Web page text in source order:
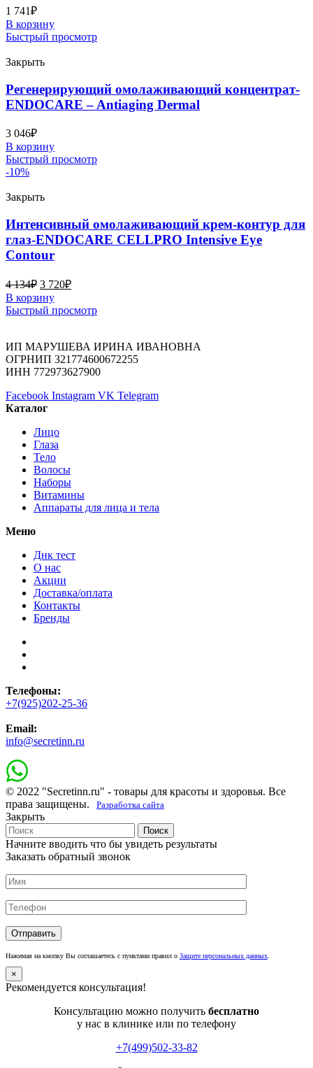
1 741₽
В корзину
Быстрый просмотр
Закрыть
Регенерирующий омолаживающий концентрат-
ENDOCARE – Antiaging Dermal
3 046₽
В корзину
Быстрый просмотр
-10%
Закрыть
Интенсивный омолаживающий крем-контур для
глаз-ENDOCARE CELLPRO Intensive Eye
Contour
4 134₽ 3 720₽
В корзину
Быстрый просмотр
ИП МАРУШЕВА ИРИНА ИВАНОВНА
ОГРНИП 321774600672255
ИНН 772973627900
Facebook Instagram VK Telegram
Каталог
Лицо
Глаза
Тело
Волосы
Наборы
Витамины
Аппараты для лица и тела
Меню
Днк тест
О нас
Акции
Доставка/оплата
Контакты
Бренды
Телефоны:
+7(925)202-25-36
Email:
info@secretinn.ru
© 2022 "Secretinn.ru" - товары для красоты и здоровья. Все
права защищены.
Разработка сайта
Закрыть
Поиск
Начните вводить что бы увидеть результаты
Заказать обратный звонок
Нажимая на кнопку Вы соглашаетесь с пунктами правил о Защите персональных данных
×
Рекомендуется консультация!
Консультацию можно получить бесплатно
у нас в клинике или по телефону
+7(499)502-33-82